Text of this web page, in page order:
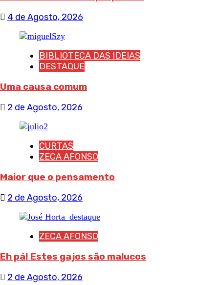
4 de Agosto, 2026
BIBLIOTECA DAS IDEIAS
DESTAQUE
Uma causa comum
2 de Agosto, 2026
CURTAS
ZECA AFONSO
Maior que o pensamento
2 de Agosto, 2026
ZECA AFONSO
Eh pá! Estes gajos são malucos
2 de Agosto, 2026